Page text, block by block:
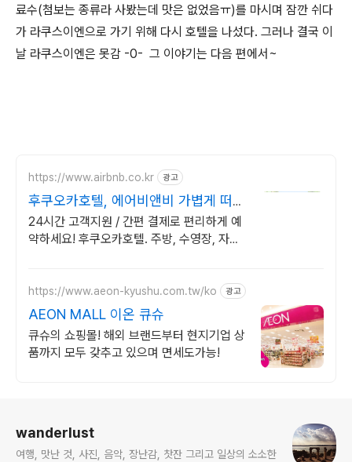
료수(첨보는 종류라 사봤는데 맛은 없었음ㅠ)를 마시며 잠깐 쉬다
가 라쿠스이엔으로 가기 위해 다시 호텔을 나섰다. 그러나 결국 이
날 라쿠스이엔은 못감 -0- 그 이야기는 다음 편에서~
https://www.airbnb.co.kr 광고
후쿠오카호텔, 에어비앤비 가볍게 떠나
는 후쿠오카 여행
24시간 고객지원 / 간편 결제로 편리하게 예
약하세요! 후쿠오카호텔. 주방, 수영장, 자쿠
https://www.aeon-kyushu.com.tw/ko 광고
AEON MALL 이온 큐슈
큐슈의 쇼핑몰! 해외 브랜드부터 현지기업 상
품까지 모두 갖추고 있으며 면세도가능!
wanderlust
여행, 맛난 것, 사진, 음악, 장난감, 찻잔 그리고 일상의 소소한